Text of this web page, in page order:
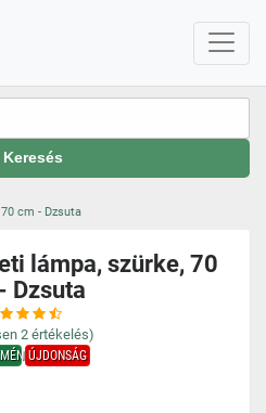
Keresés
cm - Dzsuta
lámpa, szürke, 70
Dzsuta
2 értékelés)
ÚJDONSÁG